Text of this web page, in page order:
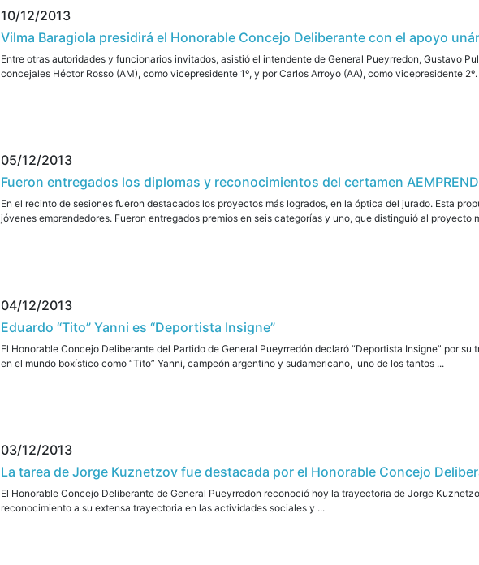
10/12/2013
Vilma Baragiola presidirá el Honorable Concejo Deliberante con el apoyo
Entre otras autoridades y funcionarios invitados, asistió el intendente de General Pueyrredon, Gustavo
concejales Héctor Rosso (AM), como vicepresidente 1º, y por Carlos Arroyo (AA), como vicepresidente
05/12/2013
Fueron entregados los diplomas y reconocimientos del certamen
En el recinto de sesiones fueron destacados los proyectos más logrados, en la óptica del jurado. Esta
jóvenes emprendedores. Fueron entregados premios en seis categorías y uno, que distinguió al proyecto
04/12/2013
Eduardo “Tito” Yanni es “Deportista Insigne”
El Honorable Concejo Deliberante del Partido de General Pueyrredón declaró “Deportista Insigne” por
en el mundo boxístico como “Tito” Yanni, campeón argentino y sudamericano, uno de los tantos ...
03/12/2013
La tarea de Jorge Kuznetzov fue destacada por el Honorable Concejo
El Honorable Concejo Deliberante de General Pueyrredon reconoció hoy la trayectoria de Jorge
reconocimiento a su extensa trayectoria en las actividades sociales y ...